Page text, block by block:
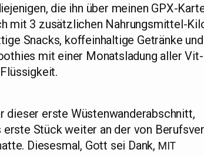
die ihn über mei­nen GPX-
mit 3 zusätz­li­chen Nah­rungs­mit­tel-
Snacks, kof­fe­in­hal­ti­ge Geträn­ke und
mit einer Monats­la­dung aller Vit­
die­ser ers­te Wüs­ten­wan­der­ab­schnitt,
ers­te Stück wei­ter an der von
Die­ses­mal, Gott sei Dank, MIT